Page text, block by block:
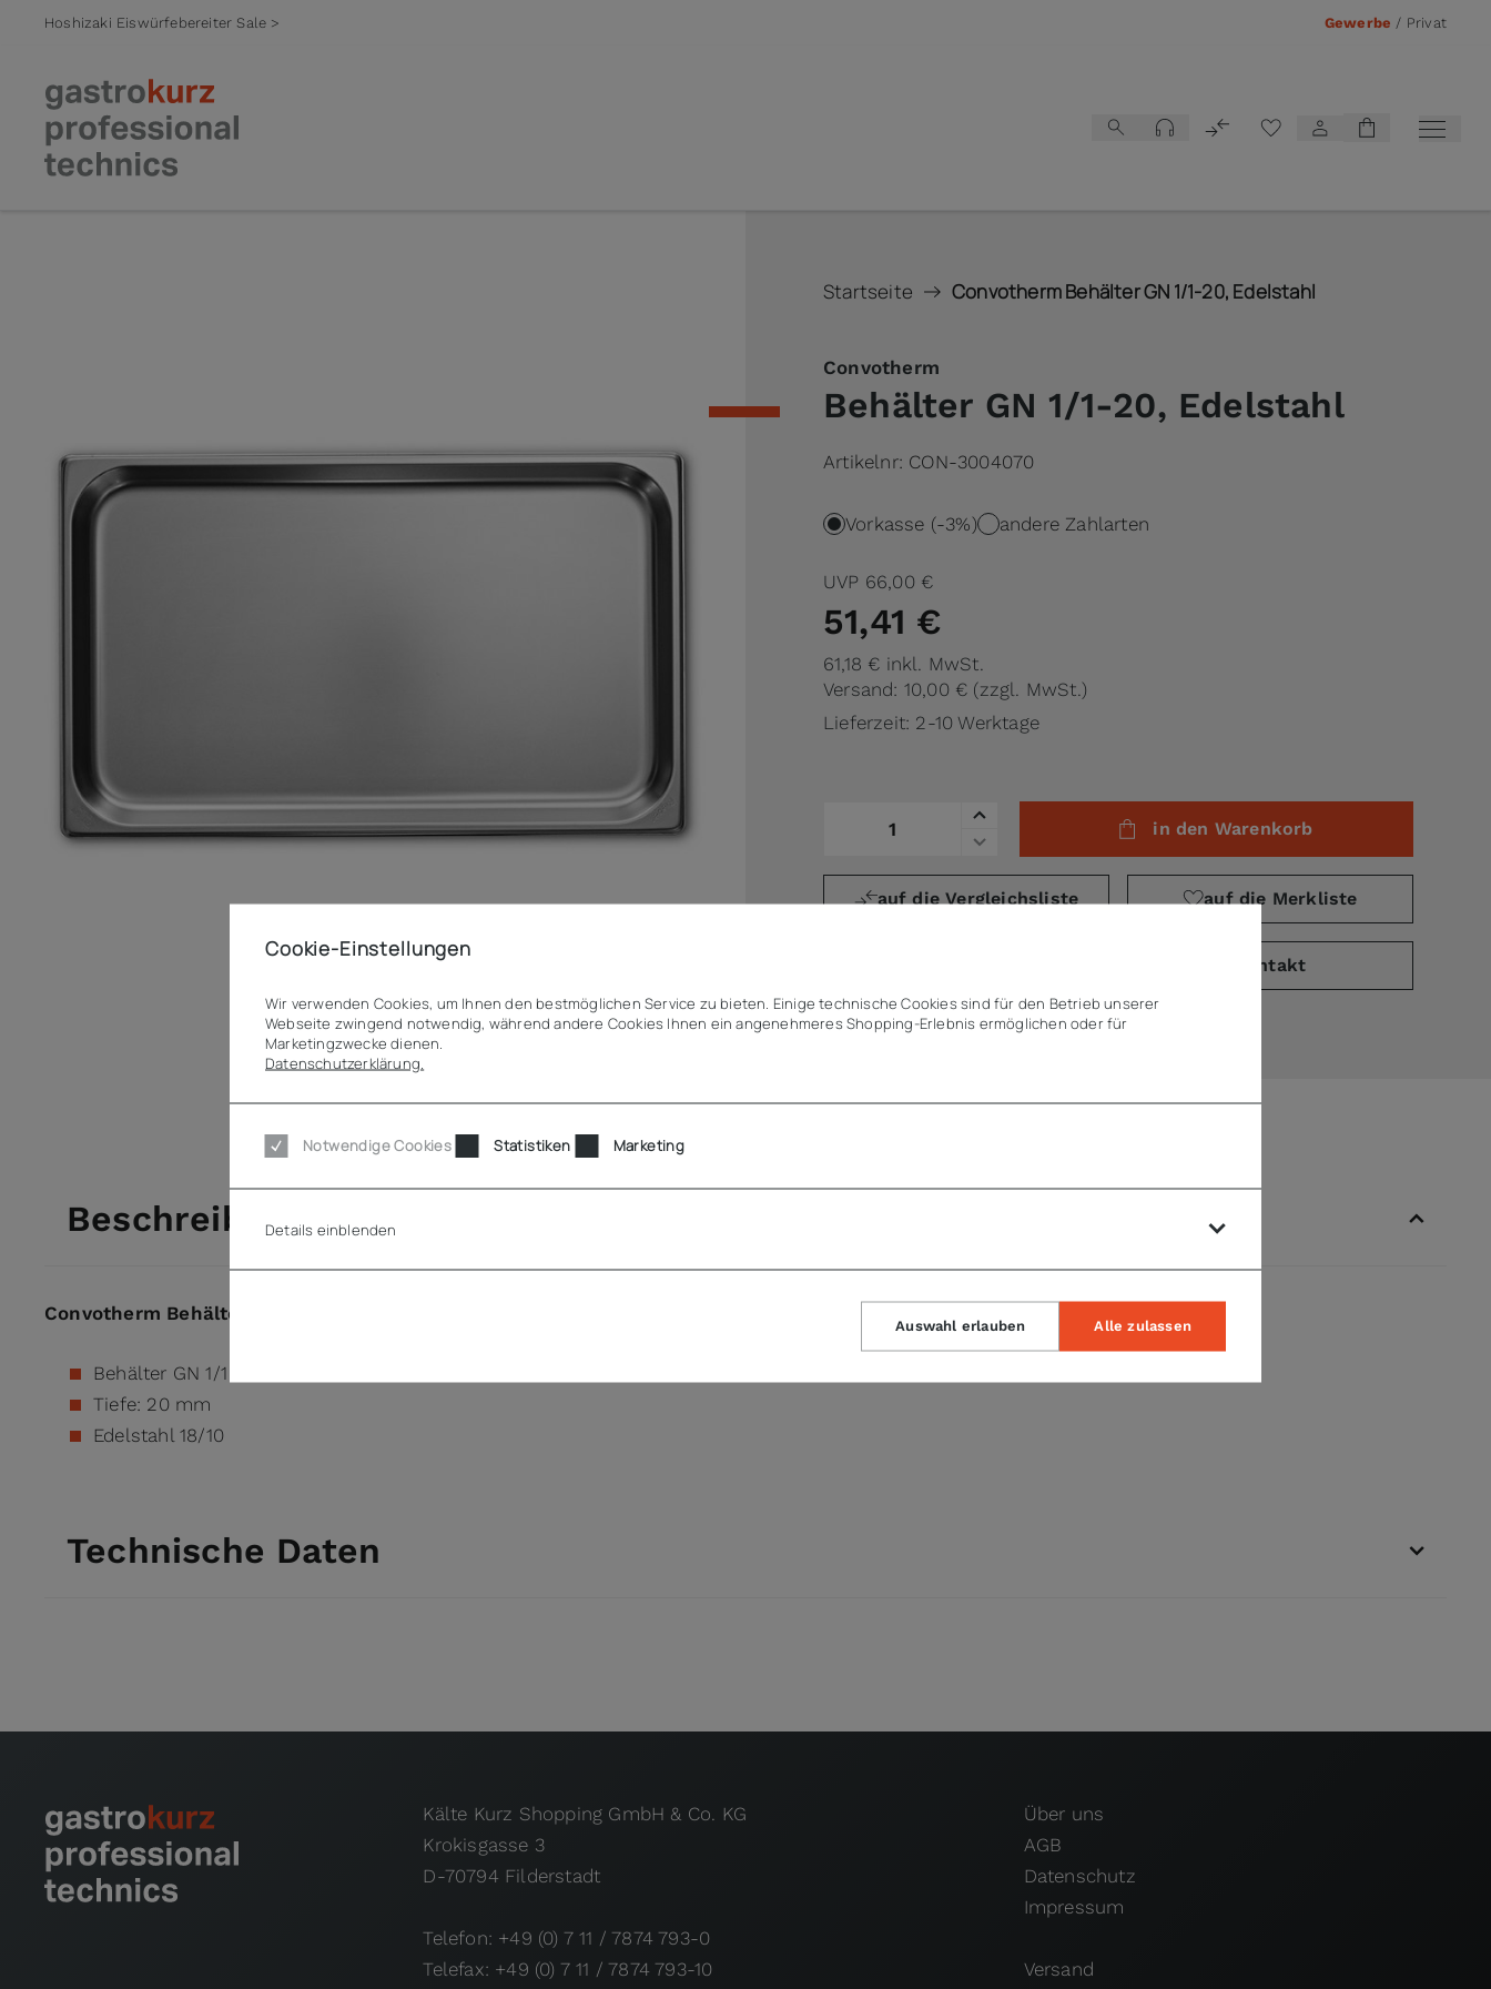
Hoshizaki Eiswürfebereiter Sale > Gewerbe / Privat
Startseite Convotherm Behälter GN 1/1-20, Edelstahl
Convotherm
Behälter GN 1/1-20, Edelstahl
Artikelnr: CON-3004070
Vorkasse (-3%) andere Zahlarten
UVP 66,00 €
51,41 €
61,18 € inkl. MwSt.
Versand: 10,00 € (zzgl. MwSt.)
Lieferzeit: 2-10 Werktage
in den Warenkorb
auf die Vergleichsliste auf die Merkliste
Kontakt
Beschreibung
Convotherm Behälter GN 1/1-20, Edelstahl
Behälter GN 1/1
Tiefe: 20 mm
Edelstahl 18/10
Technische Daten
Kälte Kurz Shopping GmbH & Co. KG
Krokisgasse 3
D-70794 Filderstadt
Telefon: +49 (0) 7 11 / 7874 793-0
Telefax: +49 (0) 7 11 / 7874 793-10
Über uns
AGB
Datenschutz
Impressum
Versand
Cookie-Einstellungen
Wir verwenden Cookies, um Ihnen den bestmöglichen Service zu bieten. Einige technische Cookies sind für den Betrieb unserer
Webseite zwingend notwendig, während andere Cookies Ihnen ein angenehmeres Shopping-Erlebnis ermöglichen oder für
Marketingzwecke dienen.
Datenschutzerklärung.
Notwendige Cookies Statistiken Marketing
Details einblenden
Auswahl erlauben Alle zulassen